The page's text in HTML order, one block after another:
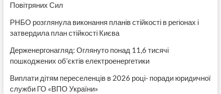
Повітряних Сил
РНБО розглянула виконання планів стійкості в регіонах і
затвердила план стійкості Києва
Держенергонагляд: Оглянуто понад 11,6 тисячі
пошкоджених об’єктів електроенергетики
Виплати дітям переселенців в 2026 році- поради юридичної
служби ГО «ВПО України»